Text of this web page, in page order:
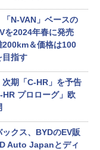
「N-VAN」ベースの
を2024年春に発売
200km＆価格は100
目指す
次期「C-HR」を予告
HR プロローグ」欧
クス、BYDのEV販
Auto Japanとディ